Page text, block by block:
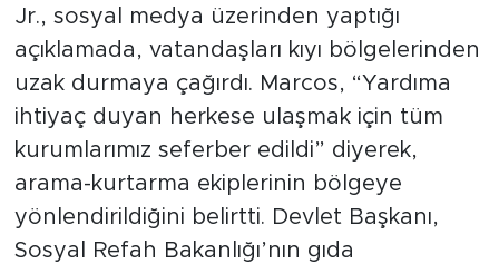
Jr., sosyal medya üzerinden yaptığı
açıklamada, vatandaşları kıyı bölgelerinden
uzak durmaya çağırdı. Marcos, “Yardıma
ihtiyaç duyan herkese ulaşmak için tüm
kurumlarımız seferber edildi” diyerek,
arama-kurtarma ekiplerinin bölgeye
yönlendirildiğini belirtti. Devlet Başkanı,
Sosyal Refah Bakanlığı’nın gıda